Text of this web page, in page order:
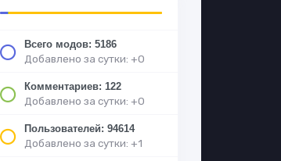
Всего модов: 5186
Добавлено за сутки: +0
Комментариев: 122
Добавлено за сутки: +0
Пользователей: 94614
Добавлено за сутки: +1